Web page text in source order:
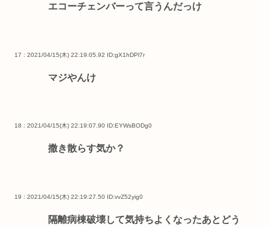
エコーチェンバーって言うんだっけ
17 : 2021/04/15(木) 22:19:05.92 ID:gX1hDPl7r
マジやんけ
18 : 2021/04/15(木) 22:19:07.90 ID:EYWsBODg0
撒き散らす気か？
19 : 2021/04/15(木) 22:19:27.50 ID:vvZ52yig0
隔離病棟破壊して気持ちよくなったあとどう